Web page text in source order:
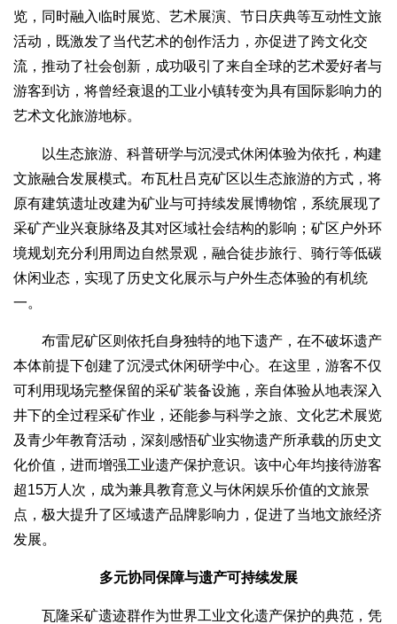
览，同时融入临时展览、艺术展演、节日庆典等互动性文旅
活动，既激发了当代艺术的创作活力，亦促进了跨文化交
流，推动了社会创新，成功吸引了来自全球的艺术爱好者与
游客到访，将曾经衰退的工业小镇转变为具有国际影响力的
艺术文化旅游地标。
以生态旅游、科普研学与沉浸式休闲体验为依托，构建
文旅融合发展模式。布瓦杜吕克矿区以生态旅游的方式，将
原有建筑遗址改建为矿业与可持续发展博物馆，系统展现了
采矿产业兴衰脉络及其对区域社会结构的影响；矿区户外环
境规划充分利用周边自然景观，融合徒步旅行、骑行等低碳
休闲业态，实现了历史文化展示与户外生态体验的有机统
一。
布雷尼矿区则依托自身独特的地下遗产，在不破坏遗产
本体前提下创建了沉浸式休闲研学中心。在这里，游客不仅
可利用现场完整保留的采矿装备设施，亲自体验从地表深入
井下的全过程采矿作业，还能参与科学之旅、文化艺术展览
及青少年教育活动，深刻感悟矿业实物遗产所承载的历史文
化价值，进而增强工业遗产保护意识。该中心年均接待游客
超15万人次，成为兼具教育意义与休闲娱乐价值的文旅景
点，极大提升了区域遗产品牌影响力，促进了当地文旅经济
发展。
多元协同保障与遗产可持续发展
瓦隆采矿遗迹群作为世界工业文化遗产保护的典范，凭